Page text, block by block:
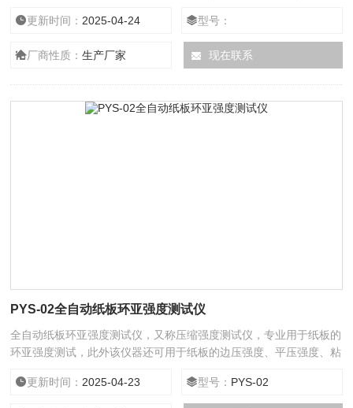
度、粘合强度等试验，以便纸品生产企业控制生产成本和提高产品质
量。其各项性能参数和技术指标符合相关国家标准规定。
更新时间： 2025-04-24 型号：
厂商性质：生产厂家 现在联系
PYS-02全自动纸板环亚强度测试仪
全自动纸板环亚强度测试仪，又称压缩强度测试仪，专业用于纸板的
环亚强度测试，此外该仪器还可用于纸板的边压强度、平压强度、粘
更新时间： 2025-04-23 型号： PYS-02